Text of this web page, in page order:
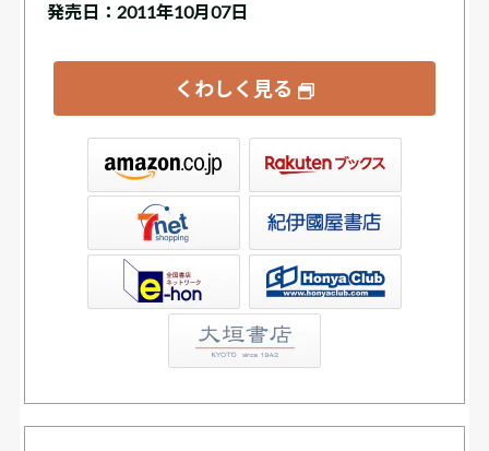
発売日：2011年10月07日
くわしく見る
書店ウェブストア